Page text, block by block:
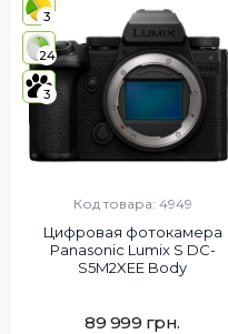
3
24
3
Код товара: 4949
Цифровая фотокамера
Panasonic Lumix S DC-
S5M2XEE Body
89 999 грн.